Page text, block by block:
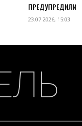
ПРЕДУПРЕДИЛИ
23.07.2026, 15:03